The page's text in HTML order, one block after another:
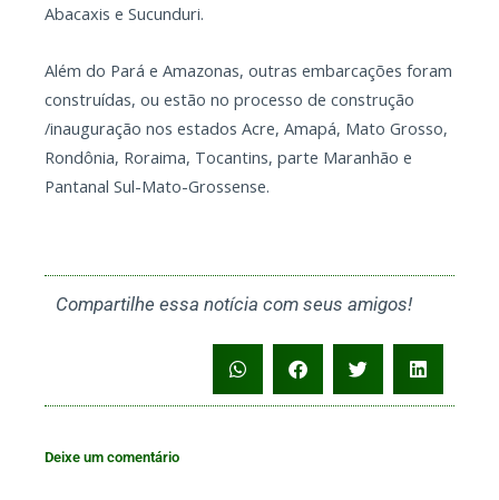
Abacaxis e Sucunduri.
Além do Pará e Amazonas, outras embarcações foram
construídas, ou estão no processo de construção
/inauguração nos estados Acre, Amapá, Mato Grosso,
Rondônia, Roraima, Tocantins, parte Maranhão e
Pantanal Sul-Mato-Grossense.
Compartilhe essa notícia com seus amigos!
Deixe um comentário